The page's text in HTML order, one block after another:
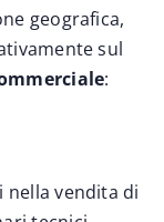
geografica,
sul
:
nella vendita di